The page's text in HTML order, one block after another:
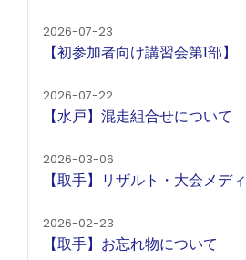
2026-07-23
【初参加者向け講習会第1部】
2026-07-22
【水戸】混走組合せについて
2026-03-06
【取手】リザルト・大会メデ
2026-02-23
【取手】お忘れ物について